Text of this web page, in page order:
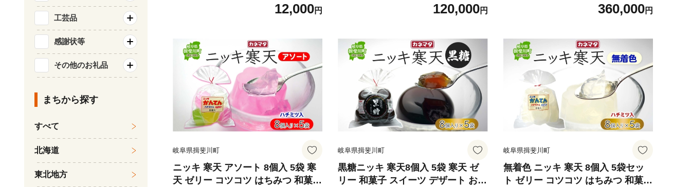
12,000円 120,000円 360,000円
岐阜県揖斐川町
ニッキ 寒天 アソート 8個入 5袋 寒
天 ゼリー コツコツ はちみつ 和菓子
岐阜県揖斐川町
黒糖ニッキ 寒天8個入 5袋 寒天 ゼ
リー 和菓子 スイーツ デザート おや
岐阜県揖斐川町
無着色 ニッキ 寒天 8個入 5袋セッ
ト ゼリー コツコツ はちみつ 和菓子
工芸品
感謝状等
その他のお礼品
まちから探す
すべて
北海道
東北地方